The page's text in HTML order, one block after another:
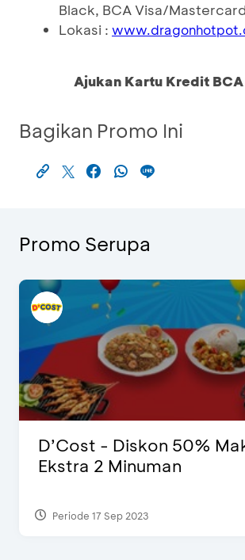
Black, BCA Visa/Mastercard
Lokasi :
Ajukan Kartu Kredit BCA
Bagikan Promo Ini
Promo Serupa
D’Cost - Diskon 50%
Ekstra 2 Minuman
Periode 17 Sep 2023